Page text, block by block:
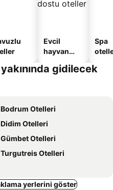
Evcil
hayvan
oteller
Spa
gidilecek
Bodrum Otelleri
Didim Otelleri
Gümbet Otelleri
Turgutreis Otelleri
yerlerini göster